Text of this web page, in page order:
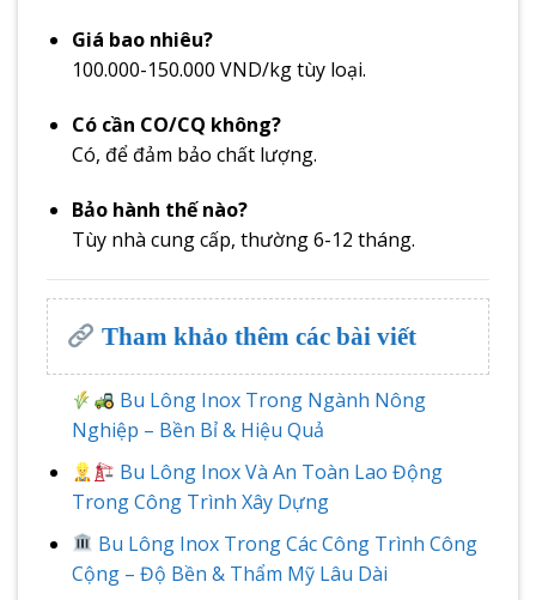
Giá bao nhiêu?
100.000-150.000 VND/kg tùy loại.
Có cần CO/CQ không?
Có, để đảm bảo chất lượng.
Bảo hành thế nào?
Tùy nhà cung cấp, thường 6-12 tháng.
Tham khảo thêm các bài viết
Bu Lông Inox Trong Ngành Nông
Nghiệp – Bền Bỉ & Hiệu Quả
Bu Lông Inox Và An Toàn Lao Động
Trong Công Trình Xây Dựng
Bu Lông Inox Trong Các Công Trình Công
Cộng – Độ Bền & Thẩm Mỹ Lâu Dài